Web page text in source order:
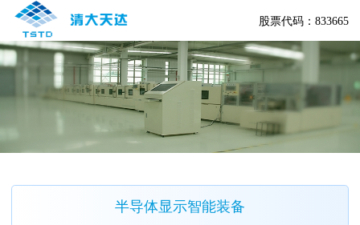
股票代码：833665
半导体显示智能装备